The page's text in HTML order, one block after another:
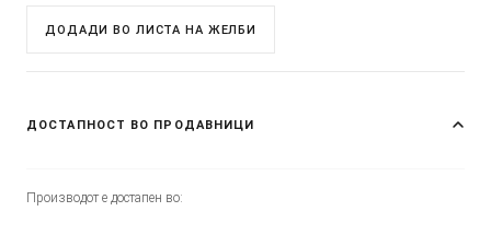
ДОДАДИ ВО ЛИСТА НА ЖЕЛБИ
ДОСТАПНОСТ ВО ПРОДАВНИЦИ
Производот е достапен во: